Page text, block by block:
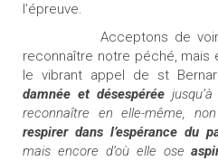
l’épreuve.
Acceptons de
reconnaître notre péché, mais
le vibrant appel de st
damnée et désespéréejusqu’à
reconnaître en elle-même,
respirer dans l’espérance du
mais encore d’où elle ose